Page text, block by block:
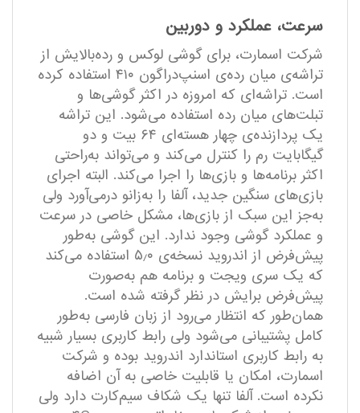
سرعت، عملکرد و دوربین
شرکت اسمارت، برای گوشی لوکس و رده‌بالایش از
تراشه‌ی میان رده‌ی اسنپ‌دراگون ۴۱۰ استفاده کرده
است. تراشه‌ای که امروزه در اکثر گوشی‌ها و
تبلت‌های میان رده استفاده می‌شود. این تراشه
یک پردازنده‌ی چهار هسته‌ای ۶۴ بیت و دو
گیگابایت رم را کنترل می‌کند و می‌تواند به‌راحتی
اکثر برنامه‌ها و بازی‌ها را اجرا می‌کند. البته اجرای
بازی‌های سنگین جدید، آلفا را به‌زانو درمی‌آورد ولی
به‌جز این سبک از بازی‌ها، مشکل خاصی در سرعت
و عملکرد گوشی وجود ندارد. این گوشی به‌طور
پیش‌فرض از اندروید نسخه‌ی ۵٫۰ استفاده می‌کند
که یک سری ویجت و برنامه هم به‌صورت
پیش‌فرض برایش در نظر گرفته شده است.
همان‌طور که انتظار می‌رود از زبان فارسی به‌طور
کامل پشتیبانی می‌شود ولی رابط کاربری بسیار شبیه
به رابط کاربری استاندارد اندروید بوده و شرکت
اسمارت، امکان یا قابلیت خاصی به آن اضافه
نکرده است. آلفا تنها یک شکاف سیم‌کارت دارد ولی